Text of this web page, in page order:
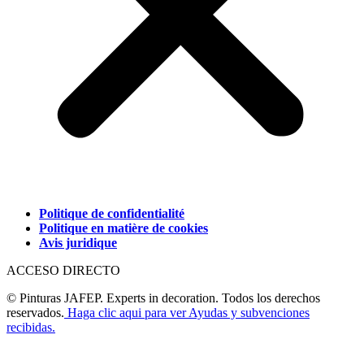
Politique de confidentialité
Politique en matière de cookies
Avis juridique
ACCESO DIRECTO
© Pinturas JAFEP. Experts in decoration. Todos los derechos
reservados. Haga clic aqui para ver Ayudas y subvenciones
recibidas.